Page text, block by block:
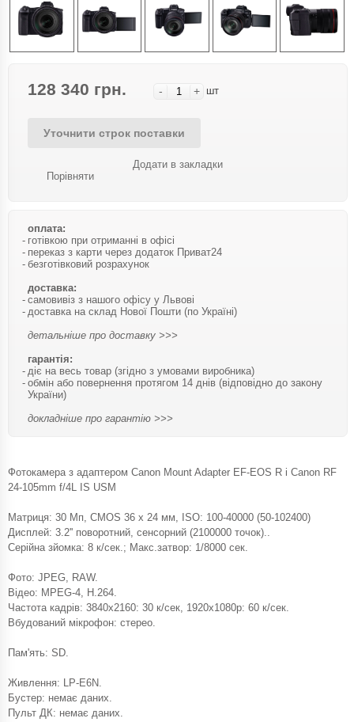
128 340 грн. - + шт
Уточнити строк поставки
Порівняти
Додати в закладки
оплата:
готівкою при отриманні в офісі
переказ з карти через додаток Приват24
безготівковий розрахунок
доставка:
самовивіз з нашого офісу у Львові
доставка на склад Нової Пошти (по Україні)
детальніше про доставку >>>
гарантія:
діє на весь товар (згідно з умовами виробника)
обмін або повернення протягом 14 днів (відповідно до закону
України)
докладніше про гарантію >>>
Фотокамера з адаптером Canon Mount Adapter EF-EOS R і Canon RF
24-105mm f/4L IS USM
Матриця: 30 Mп, CMOS 36 х 24 мм, ISO: 100-40000 (50-102400)
Дисплей: 3.2'' поворотний, сенсорний (2100000 точок)..
Серійна зйомка: 8 к/сек.; Макс.затвор: 1/8000 сек.
Фото: JPEG, RAW.
Відео: MPEG-4, H.264.
Частота кадрів: 3840x2160: 30 к/сек, 1920x1080p: 60 к/сек.
Вбудований мікрофон: стерео.
Пам'ять: SD.
Живлення: LP-E6N.
Бустер: немає даних.
Пульт ДК: немає даних.